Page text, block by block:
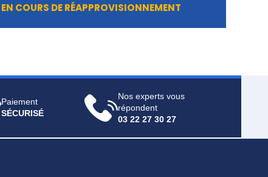
EN COURS DE RÉAPPROVISIONNEMENT
Paiement
SÉCURISÉ
Nos experts vous
répondent
03 22 27 30 27